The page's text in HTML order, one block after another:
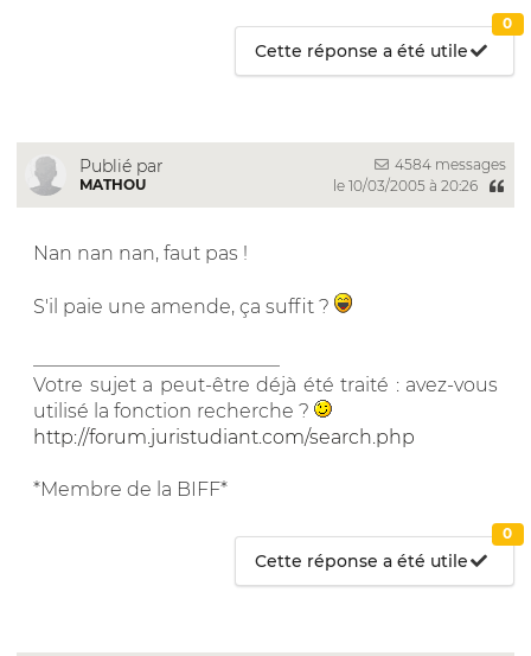
Cette réponse a été utile
0
Publié par
MATHOU
4584 messages
le 10/03/2005 à 20:26
Nan nan nan, faut pas !
S'il paie une amende, ça suffit ?
Votre sujet a peut-être déjà été traité : avez-vous
utilisé la fonction recherche ?
http://forum.juristudiant.com/search.php
*Membre de la BIFF*
Cette réponse a été utile
0